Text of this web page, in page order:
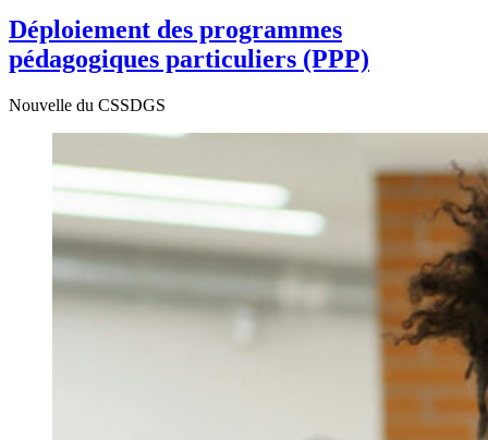
Déploiement des programmes
pédagogiques particuliers (PPP)
Nouvelle du CSSDGS